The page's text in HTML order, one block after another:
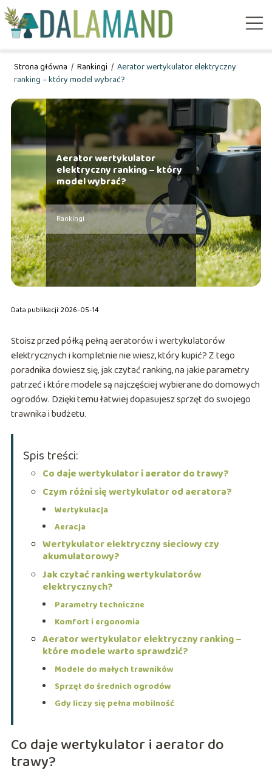
Strona główna / Rankingi / Aerator wertykulator elektryczny
ranking – który model wybrać?
Aerator wertykulator
elektryczny ranking – który
model wybrać?
Rankingi
Data publikacji: 2026-05-14
Stoisz przed półką pełną aeratorów i wertykulatorów
elektrycznych i kompletnie nie wiesz, który kupić? Z tego
poradnika dowiesz się, jak czytać ranking, na jakie parametry
patrzeć i które modele są najczęściej wybierane do domowych
ogrodów. Dzięki temu łatwiej dopasujesz sprzęt do swojego
trawnika i budżetu.
Spis treści:
Co daje wertykulator i aerator do trawy?
Czym różni się wertykulator od aeratora?
Wertykulacja
Aeracja
Wertykulator elektryczny sieciowy czy
akumulatorowy?
Jak czytać ranking wertykulatorów
elektrycznych?
Parametry techniczne
Komfort i ergonomia
Aerator wertykulator elektryczny ranking –
które modele warto sprawdzić?
Modele do małych trawników
Sprzęt do średnich ogrodów
Gdy liczy się pełna mobilność
Co daje wertykulator i aerator do
trawy?